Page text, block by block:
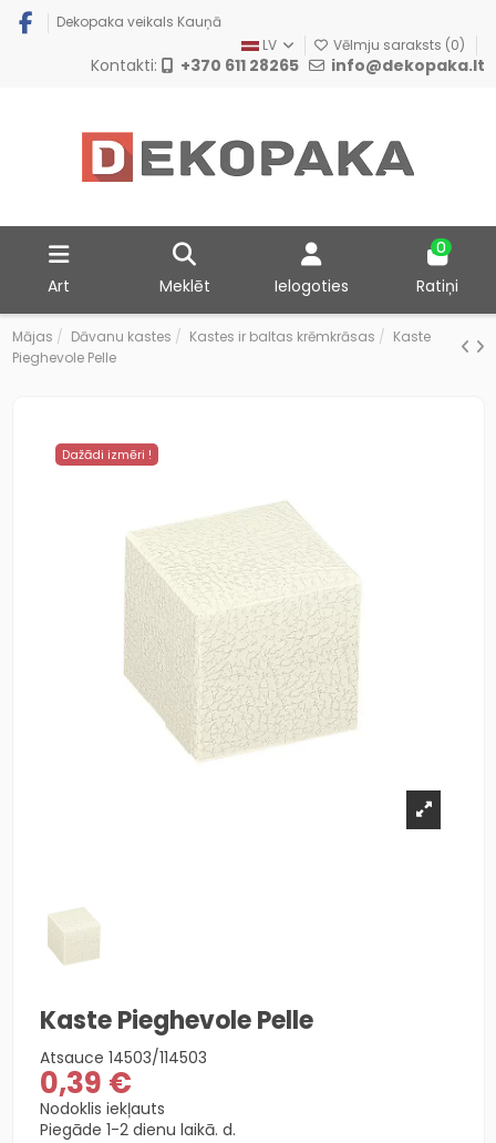
Dekopaka veikals Kauņā
LV
Vēlmju saraksts (0)
Kontakti: +370 611 28265 info@dekopaka.lt
Art Meklēt Ielogoties
0
Ratiņi
Mājas Dāvanu kastes Kastes ir baltas krēmkrāsas
Kaste
Pieghevole Pelle
Dažādi izmēri !
Kaste Pieghevole Pelle
Atsauce 14503/114503
0,39 €
Nodoklis iekļauts
Piegāde 1-2 dienu laikā. d.